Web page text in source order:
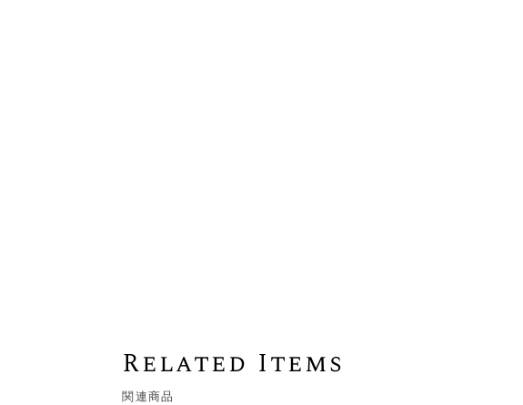
Related Items
関連商品